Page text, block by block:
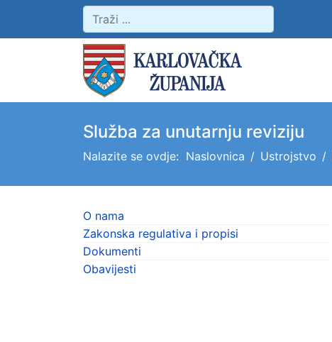
Služba za unutarnju reviziju
Nalazite se ovdje: Naslovnica Ustrojstvo
O nama
Zakonska regulativa i propisi
Dokumenti
Obavijesti